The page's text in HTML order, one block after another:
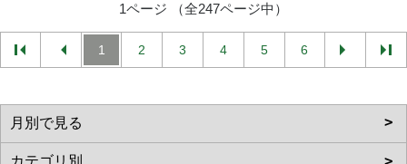
1ページ （全247ページ中）
1 2 3 4 5 6